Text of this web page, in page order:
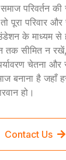
समाज परिवर्तन
पूरा परिवार
के माध्यम से
तक सीमित न
चेतना
बनाना है जहाँ
हो।
Contact Us